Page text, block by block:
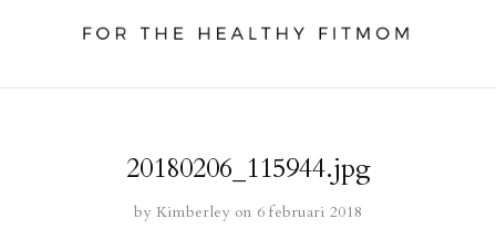
20180206_115944.jpg
by Kimberley on 6 februari 2018